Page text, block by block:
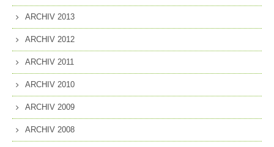
ARCHIV 2013
ARCHIV 2012
ARCHIV 2011
ARCHIV 2010
ARCHIV 2009
ARCHIV 2008